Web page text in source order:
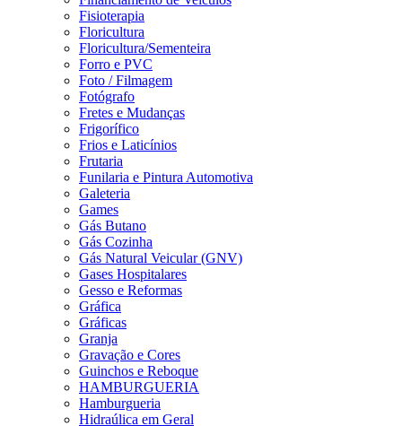
Fisioterapia
Floricultura
Floricultura/Sementeira
Forro e PVC
Foto / Filmagem
Fotógrafo
Fretes e Mudanças
Frigorífico
Frios e Laticínios
Frutaria
Funilaria e Pintura Automotiva
Galeteria
Games
Gás Butano
Gás Cozinha
Gás Natural Veicular (GNV)
Gases Hospitalares
Gesso e Reformas
Gráfica
Gráficas
Granja
Gravação e Cores
Guinchos e Reboque
HAMBURGUERIA
Hamburgueria
Hidraúlica em Geral